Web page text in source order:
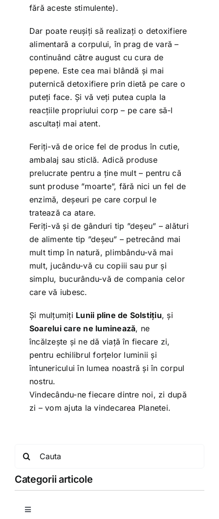
fără aceste stimulente).
Dar poate reușiți să realizați o detoxifiere
alimentară a corpului, în prag de vară –
continuând către august cu cura de
pepene. Este cea mai blândă și mai
puternică detoxifiere prin dietă pe care o
puteți face. Și vă veți putea cupla la
reacțiile propriului corp – pe care să-l
ascultați mai atent.
Feriți-vă de orice fel de produs în cutie,
ambalaj sau sticlă. Adică produse
prelucrate pentru a ține mult – pentru că
sunt produse ”moarte”, fără nici un fel de
enzimă, deșeuri pe care corpul le
tratează ca atare.
Feriți-vă și de gânduri tip ”deșeu” – alături
de alimente tip ”deșeu” – petrecând mai
mult timp în natură, plimbându-vă mai
mult, jucându-vă cu copiii sau pur și
simplu, bucurându-vă de compania celor
care vă iubesc.
Și mulțumiți Lunii pline de Solstițiu, și
Soarelui care ne luminează, ne
încălzește și ne dă viață în fiecare zi,
pentru echilibrul forțelor luminii și
întunericului în lumea noastră și în corpul
nostru.
Vindecându-ne fiecare dintre noi, zi după
zi – vom ajuta la vindecarea Planetei.
Categorii articole
Toggle